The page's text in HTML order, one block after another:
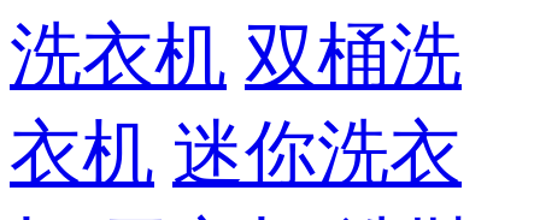
洗衣机 双桶洗
衣机 迷你洗衣